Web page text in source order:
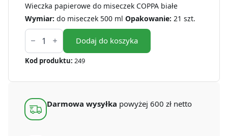
Wieczka papierowe do miseczek COPPA białe
Wymiar: do miseczek 500 ml Opakowanie: 21 szt.
ilość
Wieczko
papierowe
do
miseczki
białe
ml
(21
szt.)
Dodaj do koszyka
Kod produktu: 249
Darmowa wysyłka powyżej 600 zł netto